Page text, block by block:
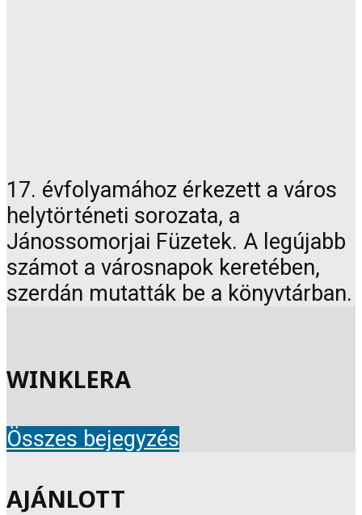
17. évfolyamához érkezett a város
helytörténeti sorozata, a
Jánossomorjai Füzetek. A legújabb
számot a városnapok keretében,
szerdán mutatták be a könyvtárban.
WINKLERA
Összes bejegyzés
AJÁNLOTT